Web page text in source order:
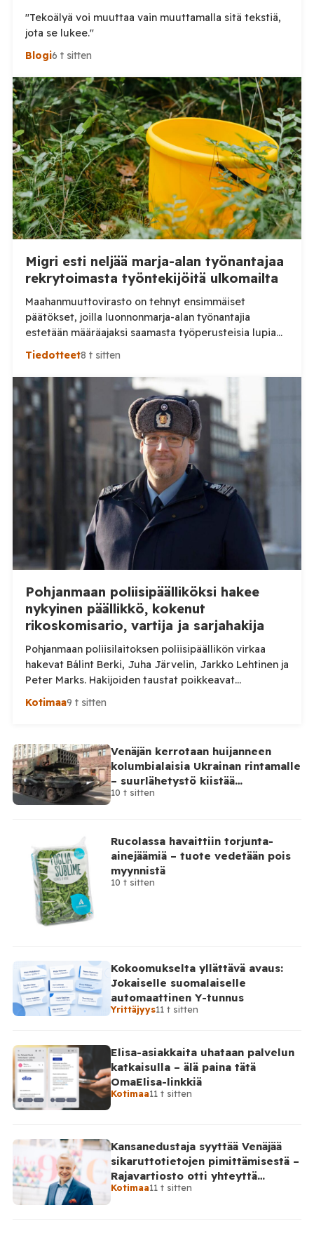
"Tekoälyä voi muuttaa vain muuttamalla sitä tekstiä,
jota se lukee."
Blogi6 t sitten
Migri esti neljää marja-alan työnantajaa
rekrytoimasta työntekijöitä ulkomailta
Maahanmuuttovirasto on tehnyt ensimmäiset
päätökset, joilla luonnonmarja-alan työnantajia
estetään määräajaksi saamasta työperusteisia lupia
ulkomailta rekrytoitaville työntekijöille. Päätösten
epäselvyydet ja laiminlyönnit. Maahanmuuttovirasto
on kevään ja kesän 2026 aikana harkinnut lupien
myöntämisestä pidättäytymistä noin 20
luonnonmarja-alalla toimivan työnantajan kohdalla.
Tilaa Posi TV – tuellasi riippumaton suomalainen
uutisointi jatkuu myös tulevaisuudessa. Yhdelletoista
työnantajalle on lähetetty […]
Tiedotteet8 t sitten
Pohjanmaan poliisipäälliköksi hakee
nykyinen päällikkö, kokenut
rikoskomisario, vartija ja sarjahakija
Pohjanmaan poliisilaitoksen poliisipäällikön virkaa
hakevat Bálint Berki, Juha Järvelin, Jarkko Lehtinen ja
Peter Marks. Hakijoiden taustat poikkeavat
huomattavasti toisistaan. Poliisihallitus nimittää
sen virkapaikkana on Vaasa. Poliisipäällikkö vastaa
muun muassa poliisilaitoksen toiminnan, talouden ja
henkilöstön johtamisesta sekä poliisipalvelujen
järjestämisestä laitoksen alueella. Tilaa Posi […]
Kotimaa9 t sitten
Venäjän kerrotaan huijanneen
kolumbialaisia Ukrainan rintamalle
– suurlähetystö kiistää
osallisuutensa
10 t sitten
Rucolassa havaittiin torjunta-
ainejäämiä – tuote vedetään pois
myynnistä
10 t sitten
Kokoomukselta yllättävä avaus:
Jokaiselle suomalaiselle
automaattinen Y-tunnus
Yrittäjyys11 t sitten
Elisa-asiakkaita uhataan palvelun
katkaisulla – älä paina tätä
OmaElisa-linkkiä
Kotimaa11 t sitten
Kansanedustaja syyttää Venäjää
sikaruttotietojen pimittämisestä –
Rajavartiosto otti yhteyttä
Venäjälle
Kotimaa11 t sitten